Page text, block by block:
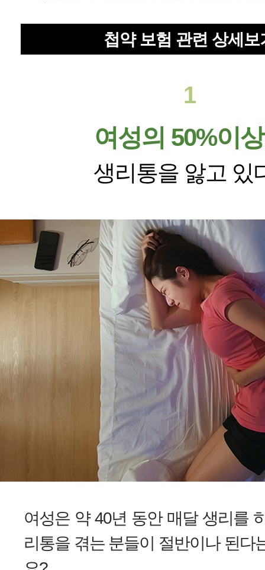
첩약 보험 관련 상세보
1
여성의 50%이상
생리통을 앓고 있
여성은 약 40년 동안 매달 생리를
리통을 겪는 분들이 절반이나 된다